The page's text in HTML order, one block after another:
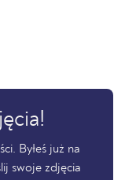
Byłeś już na
swoje zdjęcia